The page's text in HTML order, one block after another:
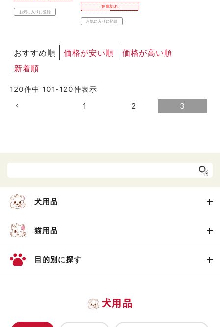
お気に入りに登録
在庫切れ
お気に入りに登録
おすすめ順 価格が安い順
価格が高い順
新着順
120件中 101 -120件表示
1
2 3
犬用品
猫用品
目的別に探す
犬用品